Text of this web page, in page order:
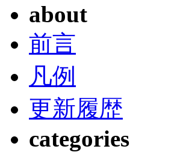
about
前言
凡例
更新履歴
categories